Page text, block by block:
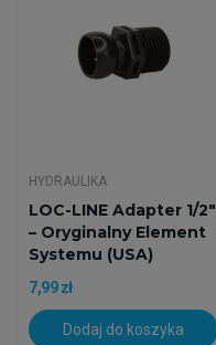
HYDRAULIKA
LOC-LINE Adapter 1/2"
– Oryginalny Element
Systemu (USA)
7,99 zł
Dodaj do koszyka